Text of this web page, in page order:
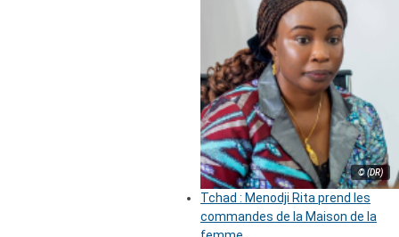
© (DR)
Tchad : Menodji Rita prend les
commandes de la Maison de la